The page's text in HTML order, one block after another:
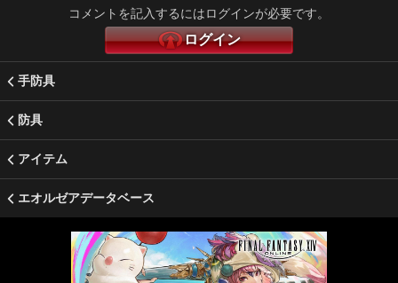
コメントを記入するにはログインが必要です。
ログイン
手防具
防具
アイテム
エオルゼアデータベース